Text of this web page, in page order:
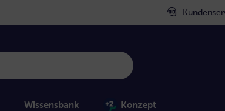
Wissensbank Konzept